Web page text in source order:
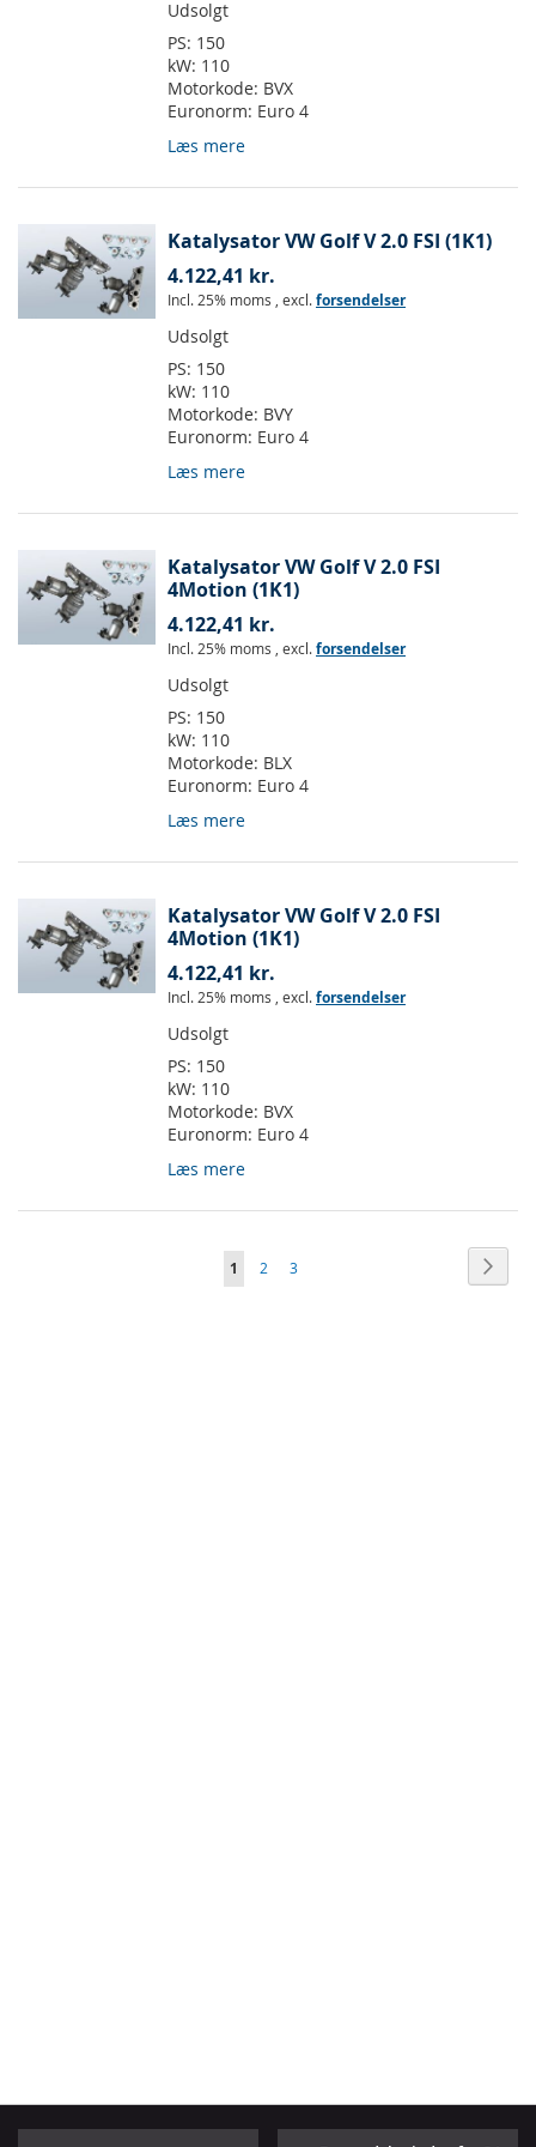
Udsolgt
PS: 150
kW: 110
Motorkode: BVX
Euronorm: Euro 4
Læs mere
Katalysator VW Golf V 2.0 FSI (1K1)
4.122,41 kr.
Incl. 25% moms , excl.forsendelser
Udsolgt
PS: 150
kW: 110
Motorkode: BVY
Euronorm: Euro 4
Læs mere
Katalysator VW Golf V 2.0 FSI
4Motion (1K1)
4.122,41 kr.
Incl. 25% moms , excl.forsendelser
Udsolgt
PS: 150
kW: 110
Motorkode: BLX
Euronorm: Euro 4
Læs mere
Katalysator VW Golf V 2.0 FSI
4Motion (1K1)
4.122,41 kr.
Incl. 25% moms , excl.forsendelser
Udsolgt
PS: 150
kW: 110
Motorkode: BVX
Euronorm: Euro 4
Læs mere
Side
Du
1 Side
2 Side
3